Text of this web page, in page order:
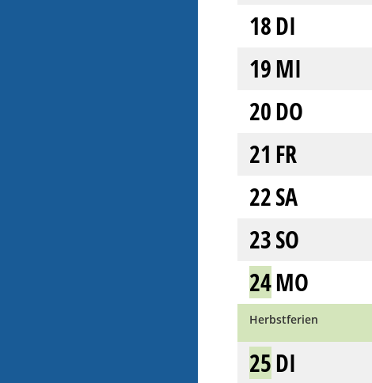
18DI
19MI
20DO
21 FR
22SA
23SO
24MO
Herbstferien
25DI